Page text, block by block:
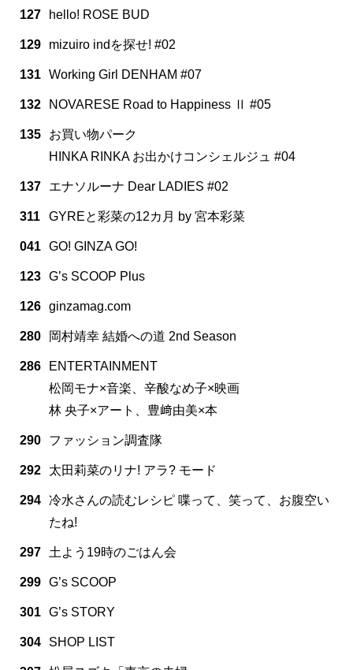
127 hello! ROSE BUD
129 mizuiro indを探せ! #02
131 Working Girl DENHAM #07
132 NOVARESE Road to Happiness Ⅱ #05
135
お買い物パーク
HINKA RINKA お出かけコンシェルジュ #04
137 エナソルーナ Dear LADIES #02
311 GYREと彩菜の12カ月 by 宮本彩菜
041 GO! GINZA GO!
123 G’s SCOOP Plus
126 ginzamag.com
280 岡村靖幸 結婚への道 2nd Season
286
ENTERTAINMENT
松岡モナ×音楽、辛酸なめ子×映画
林 央子×アート、豊﨑由美×本
290 ファッション調査隊
292 太田莉菜のリナ! アラ? モード
294 冷水さんの読むレシピ 喋って、笑って、お腹空い
たね!
297 土よう19時のごはん会
299 G’s SCOOP
301 G’s STORY
304 SHOP LIST